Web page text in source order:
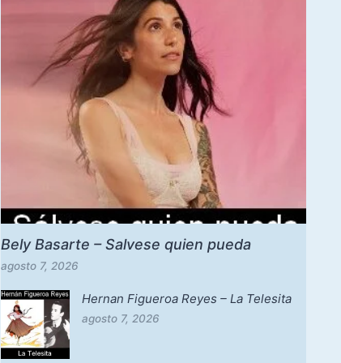
Bely Basarte – Salvese quien pueda
agosto 7, 2026
Hernan Figueroa Reyes – La Telesita
agosto 7, 2026